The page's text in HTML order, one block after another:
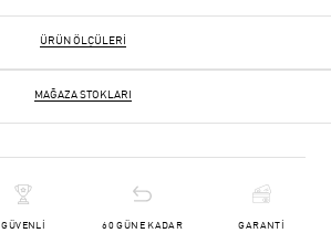
ÜRÜN ÖLÇÜLERI
MAĞAZA STOKLARI
GÜVENLİ
60 GÜNE KADAR
GARANTİ